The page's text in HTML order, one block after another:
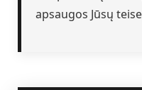
apsaugos Jūsų